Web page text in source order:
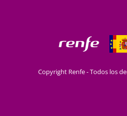
Copyright Renfe - Todos los